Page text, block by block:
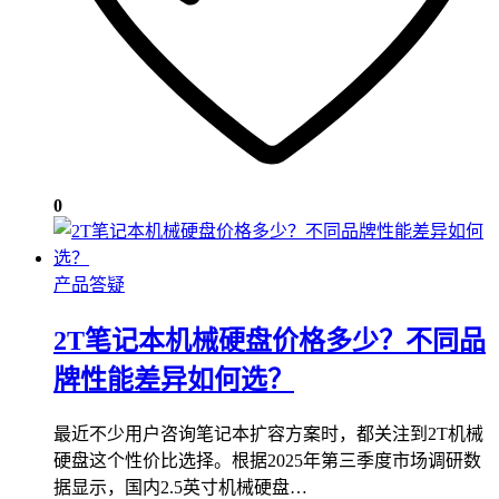
0
产品答疑
2T笔记本机械硬盘价格多少？不同品
牌性能差异如何选？
最近不少用户咨询笔记本扩容方案时，都关注到2T机械
硬盘这个性价比选择。根据2025年第三季度市场调研数
据显示，国内2.5英寸机械硬盘…